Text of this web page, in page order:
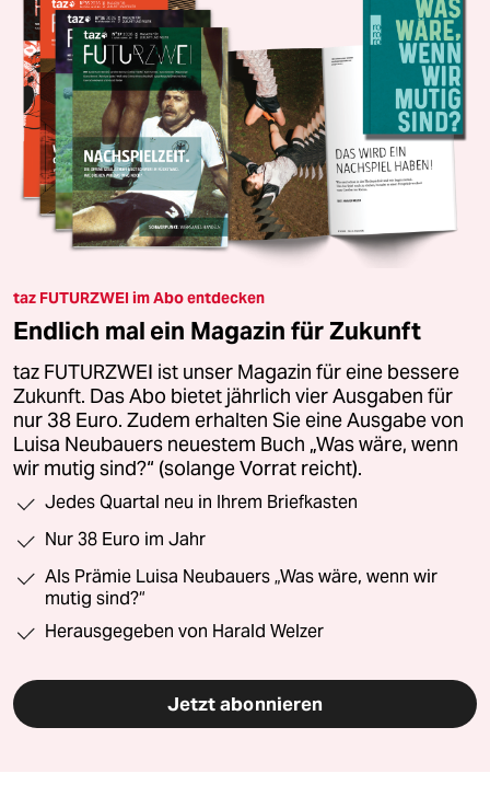
taz FUTURZWEI im Abo entdecken
Endlich mal ein Magazin für Zukunft
taz FUTURZWEI ist unser Magazin für eine bessere
Zukunft. Das Abo bietet jährlich vier Ausgaben für
nur 38 Euro. Zudem erhalten Sie eine Ausgabe von
Luisa Neubauers neuestem Buch „Was wäre, wenn
wir mutig sind?“ (solange Vorrat reicht).
Jedes Quartal neu in Ihrem Briefkasten
Nur 38 Euro im Jahr
Als Prämie Luisa Neubauers „Was wäre, wenn wir
mutig sind?“
Herausgegeben von Harald Welzer
Jetzt abonnieren